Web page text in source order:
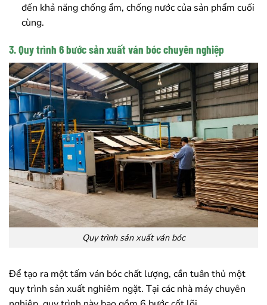
đến khả năng chống ẩm, chống nước của sản phẩm cuối
cùng.
3. Quy trình 6 bước sản xuất ván bóc chuyên nghiệp
Quy trình sản xuất ván bóc
Để tạo ra một tấm ván bóc chất lượng, cần tuân thủ một
quy trình sản xuất nghiêm ngặt. Tại các nhà máy chuyên